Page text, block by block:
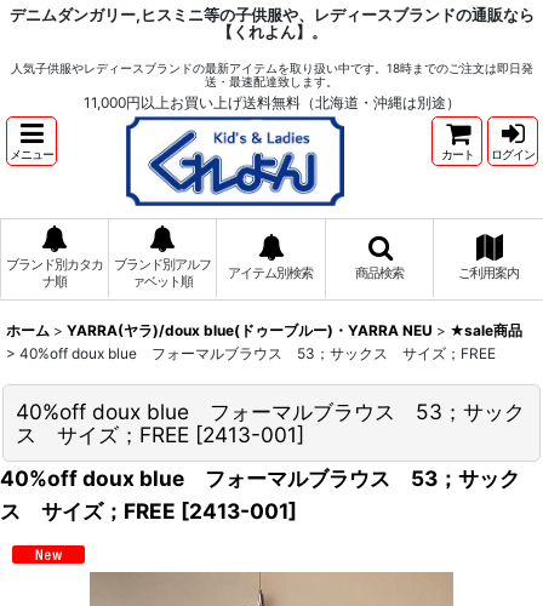
デニムダンガリー,ヒスミニ等の子供服や、レディースブランドの通販なら
【くれよん】。
人気子供服やレディースブランドの最新アイテムを取り扱い中です。18時までのご注文は即日発
送・最速配達致します。
11,000円以上お買い上げ送料無料（北海道・沖縄は別途）
メニュー カート ログイン
ブランド別カタカ
ナ順
ブランド別アルフ
ァベット順
アイテム別検索 商品検索 ご利用案内
ホーム > YARRA(ヤラ)/doux blue(ドゥーブルー)・YARRA NEU > ★sale商品
> 40%off doux blue フォーマルブラウス 53；サックス サイズ；FREE
40%off doux blue フォーマルブラウス 53；サック
ス サイズ；FREE [2413-001]
40%off doux blue フォーマルブラウス 53；サック
ス サイズ；FREE [2413-001]